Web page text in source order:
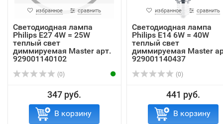
избранное сравнить
Светодиодная лампа
Philips E27 4W = 25W
теплый свет
диммируемая Master арт.
929001140102
(0)
347 руб.
В корзину
избранное сравнить
Светодиодная лампа
Philips E14 6W = 40W
теплый свет
диммируемая Master
929001140437
(0)
441 руб.
В корзину